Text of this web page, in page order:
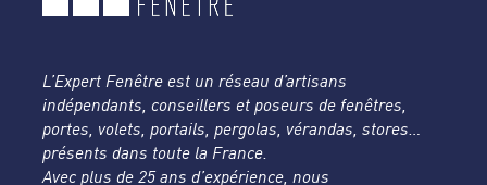
L’Expert Fenêtre est un réseau d’artisans
indépendants, conseillers et poseurs de fenêtres,
portes, volets, portails, pergolas, vérandas, stores…
présents dans toute la France.
Avec plus de 25 ans d’expérience, nous